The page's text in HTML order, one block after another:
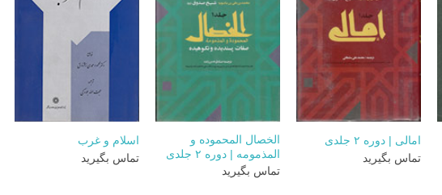
+
امالی | دوره ۲ جلدی
تماس بگیرید
الخصال المحموده و
المذمومه | دوره ۲ جلدی
تماس بگیرید
اسلام و غرب
تماس بگیرید